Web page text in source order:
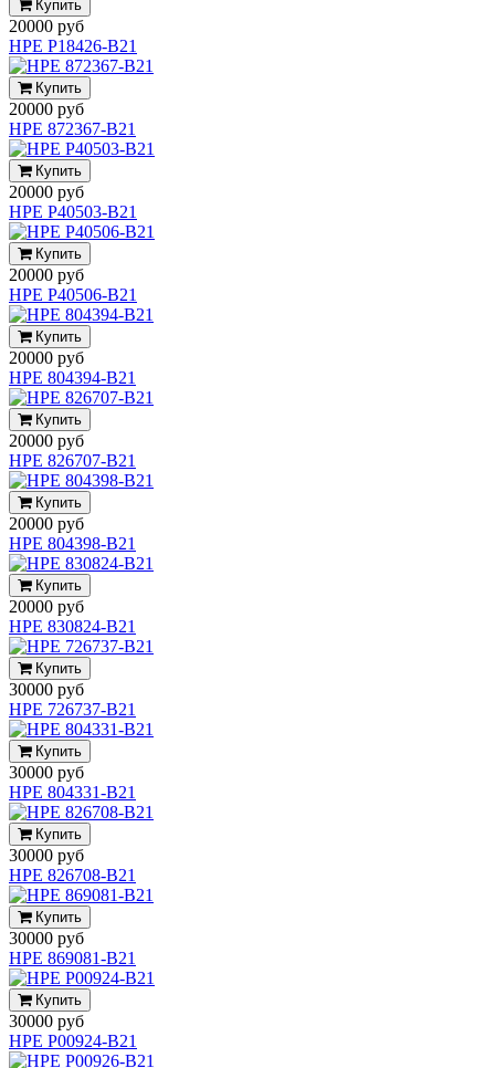
Купить
20000 руб
HPE P18426-B21
Купить
20000 руб
HPE 872367-B21
Купить
20000 руб
HPE P40503-B21
Купить
20000 руб
HPE P40506-B21
Купить
20000 руб
HPE 804394-B21
Купить
20000 руб
HPE 826707-B21
Купить
20000 руб
HPE 804398-B21
Купить
20000 руб
HPE 830824-B21
Купить
30000 руб
HPE 726737-B21
Купить
30000 руб
HPE 804331-B21
Купить
30000 руб
HPE 826708-B21
Купить
30000 руб
HPE 869081-B21
Купить
30000 руб
HPE P00924-B21